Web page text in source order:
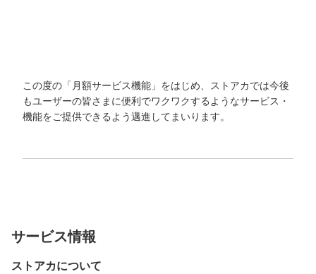
この度の「月額サービス機能」をはじめ、ストアカでは今後
もユーザーの皆さまに便利でワクワクするようなサービス・
機能をご提供できるよう邁進してまいります。
サービス情報
ストアカについて